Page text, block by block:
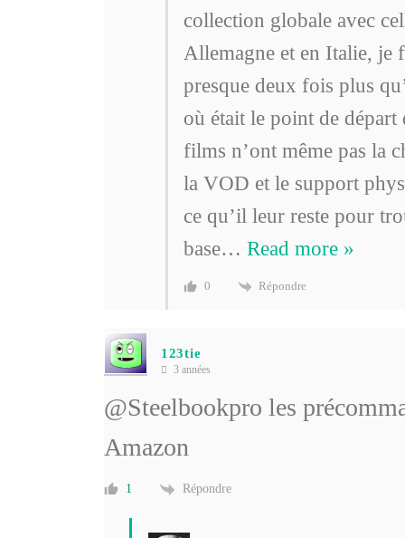
collection globale avec
Allemagne et en Italie, je
presque deux fois plus
où était le point de
films n’ont même pas la
la VOD et le support
ce qu’il leur reste pour
base… Read more »
0 Répondre
123tie
3 années
@Steelbookpro les
Amazon
1 Répondre